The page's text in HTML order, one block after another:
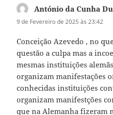
António da Cunha
9 de Fevereiro de 2025 às 23:42
Conceição Azevedo , no
questão a culpa mas a
mesmas instituições
organizam manifestações
conhecidas instituições
organizam manifestções
que na Alemanha fizeram